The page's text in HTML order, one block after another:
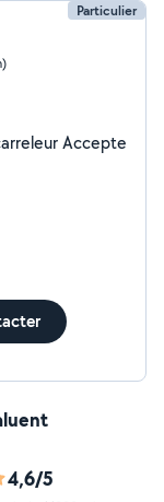
Particulier
Accepte
4,6/5